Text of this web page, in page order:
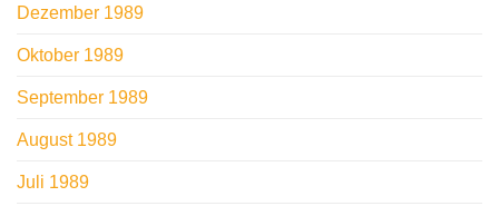
Dezember 1989
Oktober 1989
September 1989
August 1989
Juli 1989